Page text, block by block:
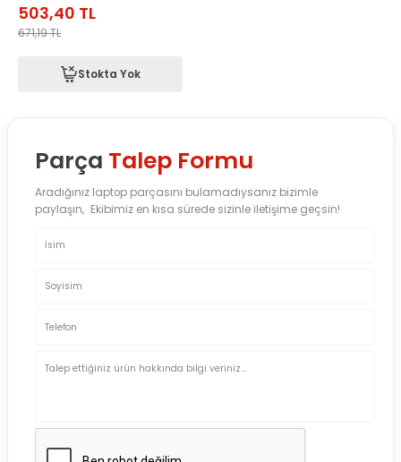
503,40 TL
671,19TL
Stokta Yok
Parça Talep Formu
Aradığınız laptop parçasını bulamadıysanız bizimle
paylaşın, Ekibimiz en kısa sürede sizinle iletişime geçsin!